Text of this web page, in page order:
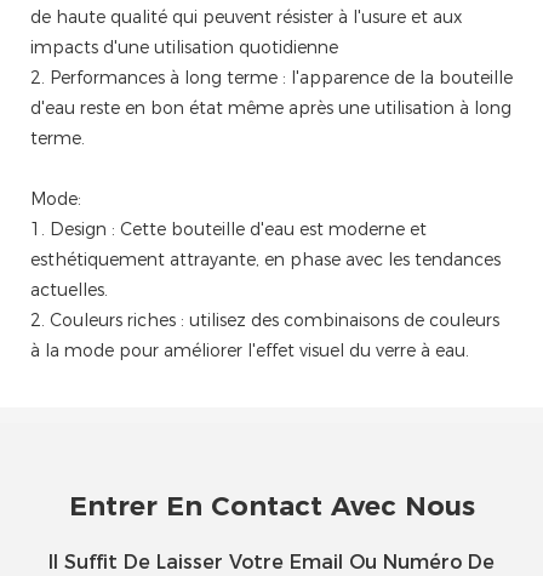
de haute qualité qui peuvent résister à l'usure et aux
impacts d'une utilisation quotidienne
2. Performances à long terme : l'apparence de la bouteille
d'eau reste en bon état même après une utilisation à long
terme.
Mode:
1. Design : Cette bouteille d'eau est moderne et
esthétiquement attrayante, en phase avec les tendances
actuelles.
2. Couleurs riches : utilisez des combinaisons de couleurs
à la mode pour améliorer l'effet visuel du verre à eau.
Entrer En Contact Avec Nous
Il Suffit De Laisser Votre Email Ou Numéro De